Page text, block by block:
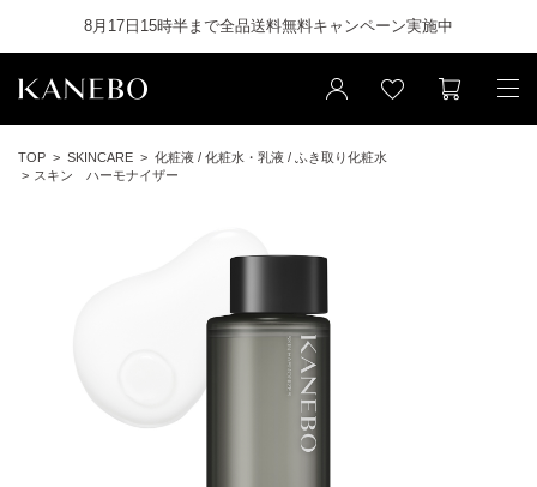
8月17日15時半まで全品送料無料キャンペーン実施中
TOP SKINCARE
化粧液 / 化粧水・乳液 / ふき取り化粧水
スキン ハーモナイザー